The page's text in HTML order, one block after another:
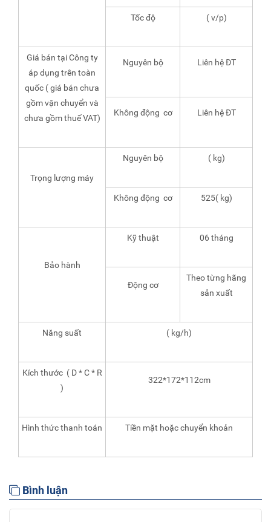
Tốc độ ( v/p)
Giá bán tại Công ty
áp dụng trên toàn
quốc ( giá bán chưa
gồm vận chuyển và
chưa gồm thuế VAT)
Nguyên bộ Liên hệ ĐT
Không động cơ Liên hệ ĐT
Trọng lượng máy
Nguyên bộ ( kg)
Không động cơ 525( kg)
Bảo hành
Kỹ thuật 06 tháng
Động cơ
Theo từng hãng
sản xuất
Năng suất ( kg/h)
Kích thước ( D * C * R
)
322*172*112cm
Hình thức thanh toán Tiền mặt hoặc chuyển khoản
Bình luận